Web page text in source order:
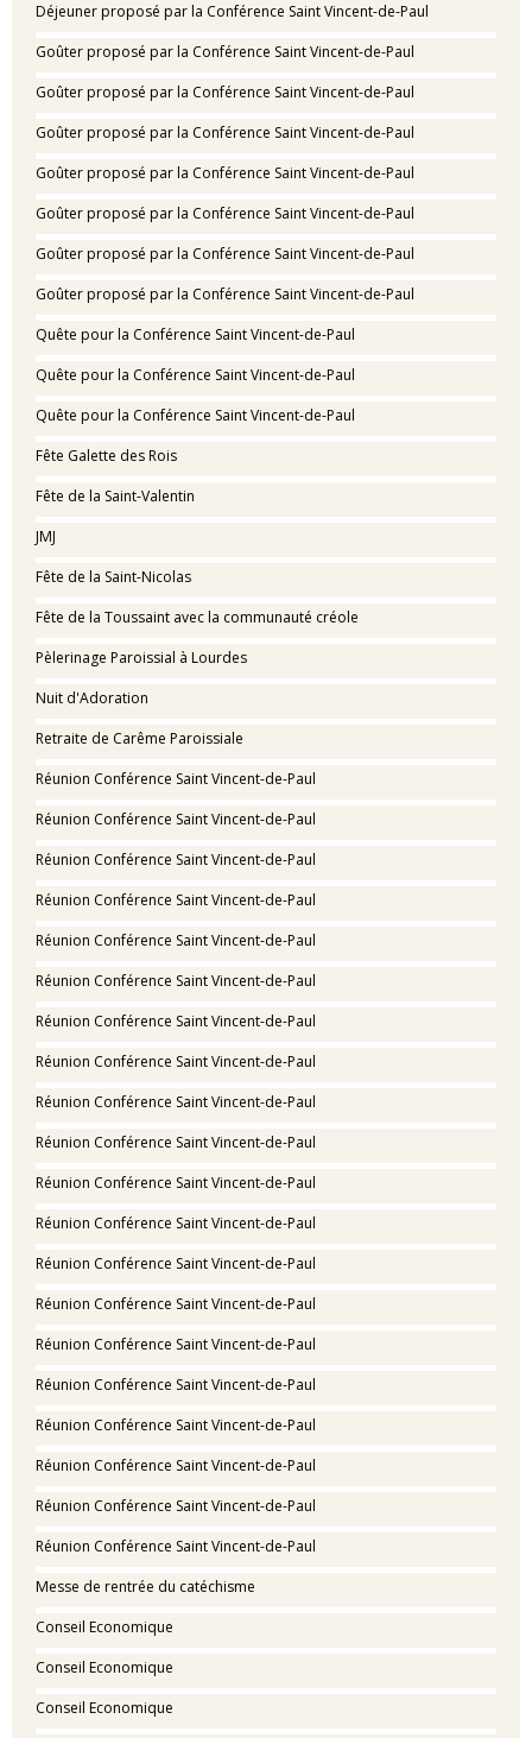
Déjeuner proposé par la Conférence Saint Vincent-de-Paul
Goûter proposé par la Conférence Saint Vincent-de-Paul
Goûter proposé par la Conférence Saint Vincent-de-Paul
Goûter proposé par la Conférence Saint Vincent-de-Paul
Goûter proposé par la Conférence Saint Vincent-de-Paul
Goûter proposé par la Conférence Saint Vincent-de-Paul
Goûter proposé par la Conférence Saint Vincent-de-Paul
Goûter proposé par la Conférence Saint Vincent-de-Paul
Quête pour la Conférence Saint Vincent-de-Paul
Quête pour la Conférence Saint Vincent-de-Paul
Quête pour la Conférence Saint Vincent-de-Paul
Fête Galette des Rois
Fête de la Saint-Valentin
JMJ
Fête de la Saint-Nicolas
Fête de la Toussaint avec la communauté créole
Pèlerinage Paroissial à Lourdes
Nuit d'Adoration
Retraite de Carême Paroissiale
Réunion Conférence Saint Vincent-de-Paul
Réunion Conférence Saint Vincent-de-Paul
Réunion Conférence Saint Vincent-de-Paul
Réunion Conférence Saint Vincent-de-Paul
Réunion Conférence Saint Vincent-de-Paul
Réunion Conférence Saint Vincent-de-Paul
Réunion Conférence Saint Vincent-de-Paul
Réunion Conférence Saint Vincent-de-Paul
Réunion Conférence Saint Vincent-de-Paul
Réunion Conférence Saint Vincent-de-Paul
Réunion Conférence Saint Vincent-de-Paul
Réunion Conférence Saint Vincent-de-Paul
Réunion Conférence Saint Vincent-de-Paul
Réunion Conférence Saint Vincent-de-Paul
Réunion Conférence Saint Vincent-de-Paul
Réunion Conférence Saint Vincent-de-Paul
Réunion Conférence Saint Vincent-de-Paul
Réunion Conférence Saint Vincent-de-Paul
Réunion Conférence Saint Vincent-de-Paul
Réunion Conférence Saint Vincent-de-Paul
Messe de rentrée du catéchisme
Conseil Economique
Conseil Economique
Conseil Economique